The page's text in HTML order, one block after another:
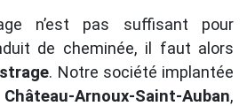
n’est pas suffisant pour
de cheminée, il faut alors
. Notre société implantée
Château-Arnoux-Saint-Auban,